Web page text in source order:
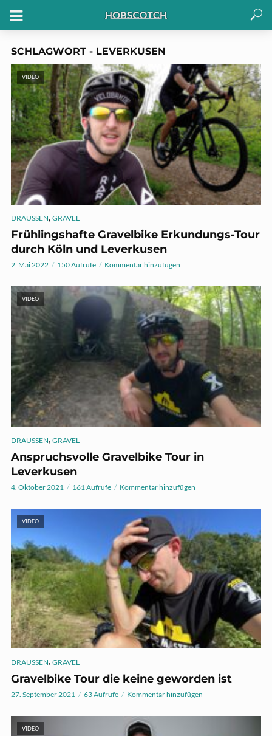
SCHLAGWORT - LEVERKUSEN
VIDEO
DRAUSSEN, GRAVEL
Frühlingshafte Gravelbike Erkundungs-Tour
durch Köln und Leverkusen
2. Mai 2022 150 Aufrufe Kommentar hinzufügen
VIDEO
DRAUSSEN, GRAVEL
Anspruchsvolle Gravelbike Tour in
Leverkusen
4. Oktober 2021 161 Aufrufe Kommentar hinzufügen
VIDEO
DRAUSSEN, GRAVEL
Gravelbike Tour die keine geworden ist
27. September 2021 63 Aufrufe Kommentar hinzufügen
VIDEO